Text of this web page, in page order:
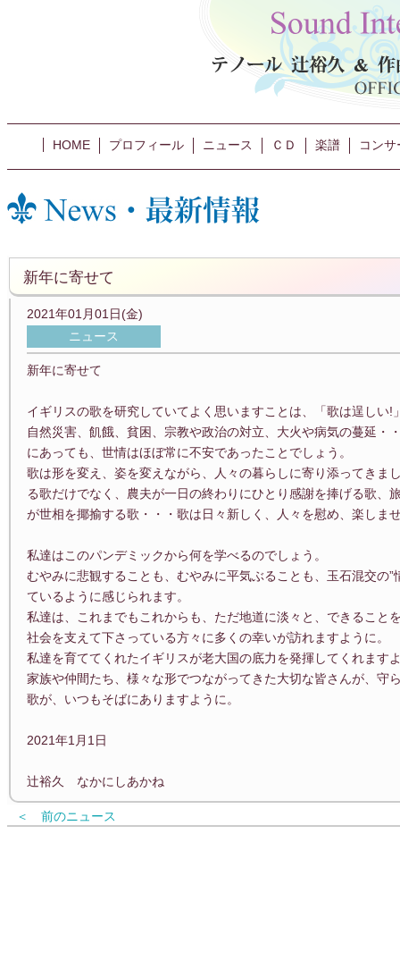
HOME プロフィール ニュース ＣＤ 楽譜 コン
新年に寄せて
2021年01月01日(金)
ニュース
新年に寄せて
イギリスの歌を研究していてよく思いますことは、「歌は逞しい!
自然災害、飢餓、貧困、宗教や政治の対立、大火や病気の蔓延・
にあっても、世情はほぼ常に不安であったことでしょう。
歌は形を変え、姿を変えながら、人々の暮らしに寄り添ってきま
る歌だけでなく、農夫が一日の終わりにひとり感謝を捧げる歌、
が世相を揶揄する歌・・・歌は日々新しく、人々を慰め、楽しま
私達はこのパンデミックから何を学べるのでしょう。
むやみに悲観することも、むやみに平気ぶることも、玉石混交の
ているように感じられます。
私達は、これまでもこれからも、ただ地道に淡々と、できること
社会を支えて下さっている方々に多くの幸いが訪れますように。
私達を育ててくれたイギリスが老大国の底力を発揮してくれます
家族や仲間たち、様々な形でつながってきた大切な皆さんが、守
歌が、いつもそばにありますように。
2021年1月1日
辻裕久 なかにしあかね
＜ 前のニュース